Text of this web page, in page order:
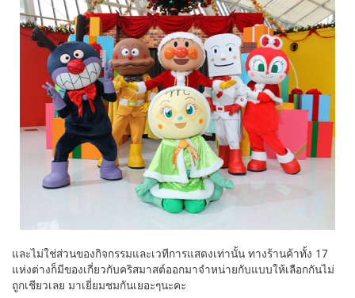
และไม่ใช่ส่วนของกิจกรรมและเวทีการแสดงเท่านั้น ทางร้านค้าทั้ง 17
แห่งต่างก็มีของเกี่ยวกับคริสมาสต์ออกมาจำหน่ายกับแบบให้เลือกกันไม่
ถูกเชียวเลย มาเยี่ยมชมกันเยอะๆนะคะ